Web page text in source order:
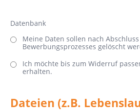
Datenbank
Meine Daten sollen nach
Bewerbungsprozesses gelöscht
Ich möchte bis zum Widerruf
erhalten.
Dateien (z.B.